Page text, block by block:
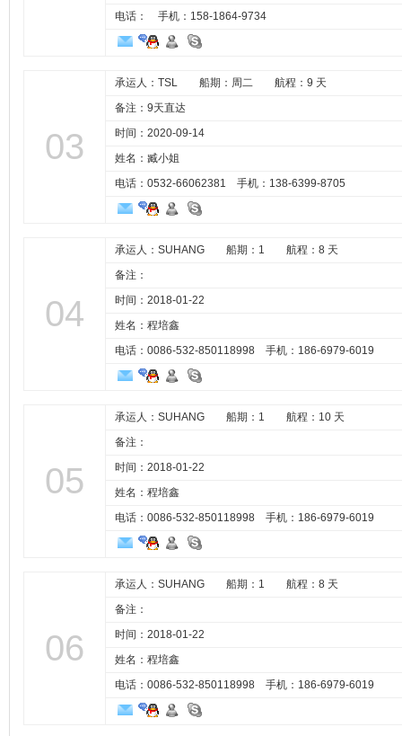
电话： 手机： 158-1864-9734
03
承运人：TSL 船期：周二 航程：9 天
备注：9天直达
时间：2020-09-14
姓名：臧小姐
电话：0532-66062381 手机： 138-6399-8705
04
承运人：SUHANG 船期：1 航程：8 天
备注：
时间：2018-01-22
姓名：程培鑫
电话：0086-532-850118998 手机： 186-6979-6019
05
承运人：SUHANG 船期：1 航程：10 天
备注：
时间：2018-01-22
姓名：程培鑫
电话：0086-532-850118998 手机： 186-6979-6019
06
承运人：SUHANG 船期：1 航程：8 天
备注：
时间：2018-01-22
姓名：程培鑫
电话：0086-532-850118998 手机： 186-6979-6019